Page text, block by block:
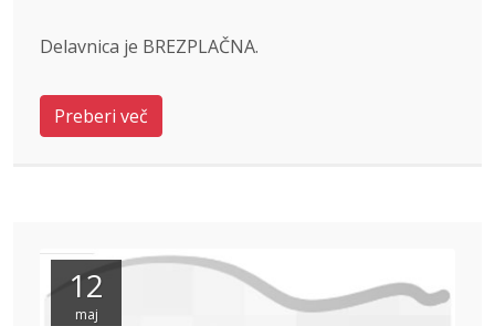
Delavnica je BREZPLAČNA.
Preberi več
12
maj